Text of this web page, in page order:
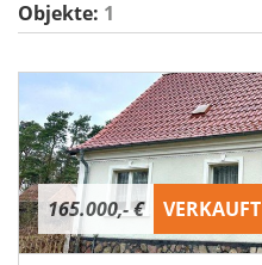
Objekte: 1
165.000,- € VERKAUFT